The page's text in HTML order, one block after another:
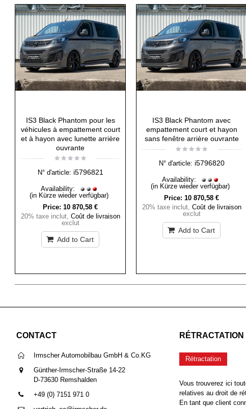
IS3 Black Phantom pour les
véhicules à empattement court
et à hayon avec lunette arrière
ouvrante
N° d'article: i5796821
Availability:
(in Kürze wieder verfügbar)
Price: 10 870,58 €
20% taxe inclut, Coût de livraison
exclut
Add to Cart
IS3 Black Phantom avec
empattement court et hayon
sans fenêtre arrière ouvrante
N° d'article: i5796820
Availability:
(in Kürze wieder verfügbar)
Price: 10 870,58 €
20% taxe inclut, Coût de livraison
exclut
Add to Cart
CONTACT
Irmscher Automobilbau GmbH & Co.KG
Günther-Irmscher-Straße 14-22
D-73630 Remshalden
+49 (0) 7151 971 0
RÉTRACTATION
Rétractation
Vous trouverez ici
relatives au droit de
En tant que client